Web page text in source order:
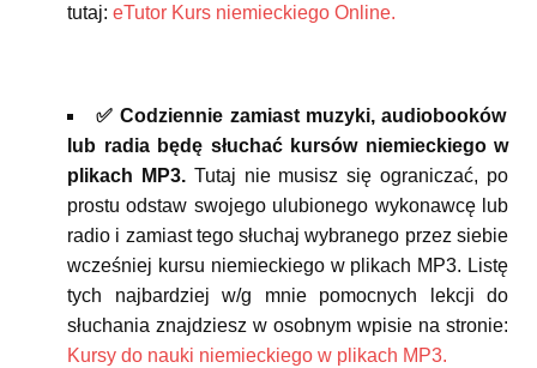
tutaj: eTutor Kurs niemieckiego Online.
✅ Codziennie zamiast muzyki, audiobooków
lub radia będę słuchać kursów niemieckiego w
plikach MP3.Tutaj nie musisz się ograniczać, po
prostu odstaw swojego ulubionego wykonawcę lub
radio i zamiast tego słuchaj wybranego przez siebie
wcześniej kursu niemieckiego w plikach MP3. Listę
tych najbardziej w/g mnie pomocnych lekcji do
słuchania znajdziesz w osobnym wpisie na stronie:
Kursy do nauki niemieckiego w plikach MP3.